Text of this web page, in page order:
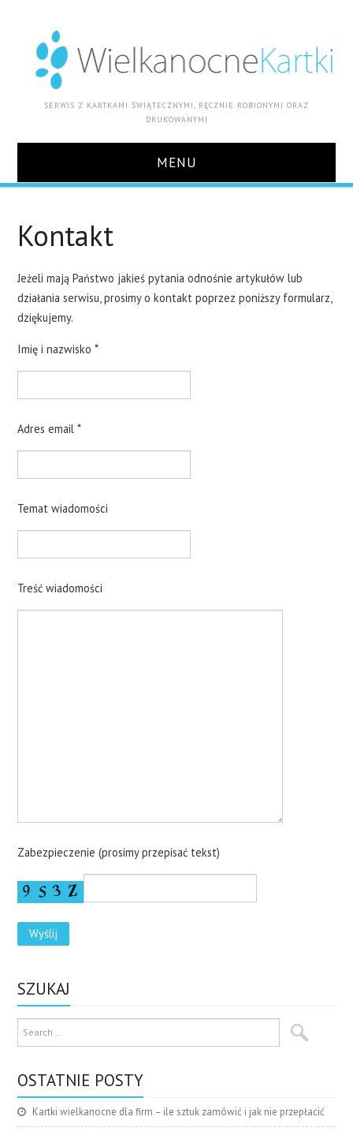
SERWIS Z KARTKAMI ŚWIĄTECZNYMI, RĘCZNIE ROBIONYMI ORAZ
DRUKOWANYMI
MENU
AKTUALNOŚCI
GDZIE ZAMÓWIĆ WIELKANOCNE
Z LOGO?
Kontakt
Jeżeli mają Państwo jakieś pytania odnośnie artykułów lub
działania serwisu, prosimy o kontakt poprzez poniższy formularz,
dziękujemy.
Imię i nazwisko *
Adres email *
Temat wiadomości
Treść wiadomości
Zabezpieczenie (prosimy przepisać tekst)
SZUKAJ
OSTATNIE POSTY
Kartki wielkanocne dla firm – ile sztuk zamówić i jak nie przepłacić